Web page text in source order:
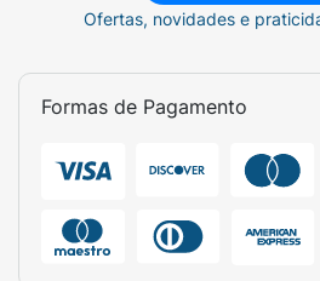
Ofertas, novidades e
Formas de Pagamento